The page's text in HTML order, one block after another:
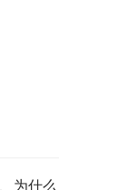
、为什么